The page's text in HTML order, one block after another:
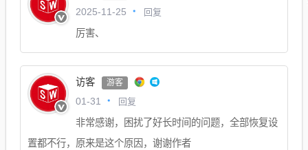
2025-11-25 回复
厉害、
访客 游客
01-31 回复
非常感谢，困扰了好长时间的问题，全部恢复设
置都不行，原来是这个原因，谢谢作者